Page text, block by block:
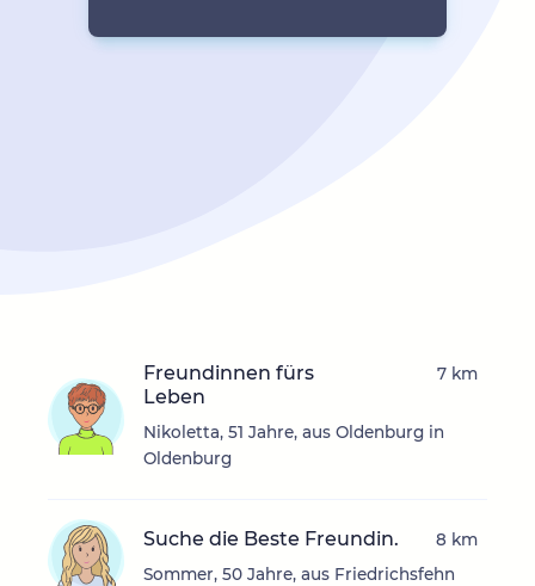
Freundinnen fürs
Leben
Nikoletta, 51 Jahre, aus Oldenburg in
Oldenburg
7 km
Suche die Beste Freundin.
Sommer, 50 Jahre, aus Friedrichsfehn
8 km